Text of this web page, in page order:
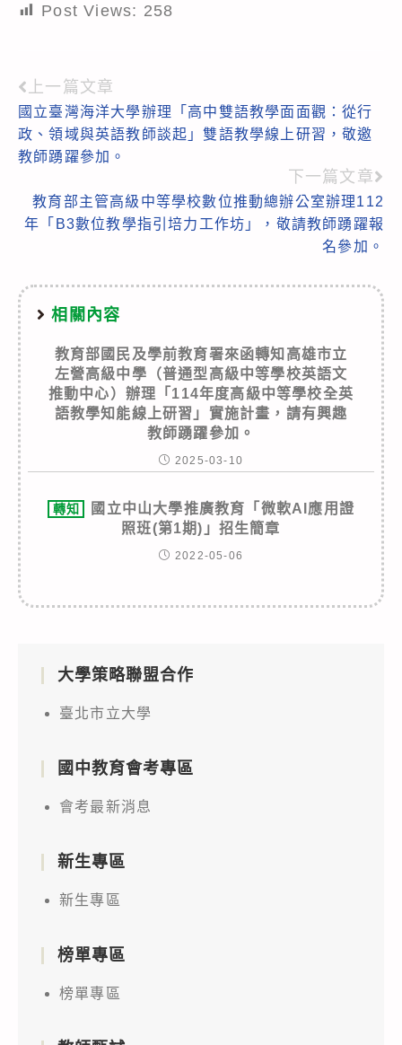
Post Views: 258
Read
more
articles
上一篇文章
國立臺灣海洋大學辦理「高中雙語教學面面觀：從行
政、領域與英語教師談起」雙語教學線上研習，敬邀
教師踴躍參加。
下一篇文章
教育部主管高級中等學校數位推動總辦公室辦理112
年「B3數位教學指引培力工作坊」，敬請教師踴躍報
名參加。
相關內容
教育部國民及學前教育署來函轉知高雄市立
左營高級中學（普通型高級中等學校英語文
推動中心）辦理「114年度高級中等學校全英
語教學知能線上研習」實施計畫，請有興趣
教師踴躍參加。
2025-03-10
轉知
國立中山大學推廣教育「微軟AI應用證
照班(第1期)」招生簡章
2022-05-06
大學策略聯盟合作
臺北市立大學
國中教育會考專區
會考最新消息
新生專區
新生專區
榜單專區
榜單專區